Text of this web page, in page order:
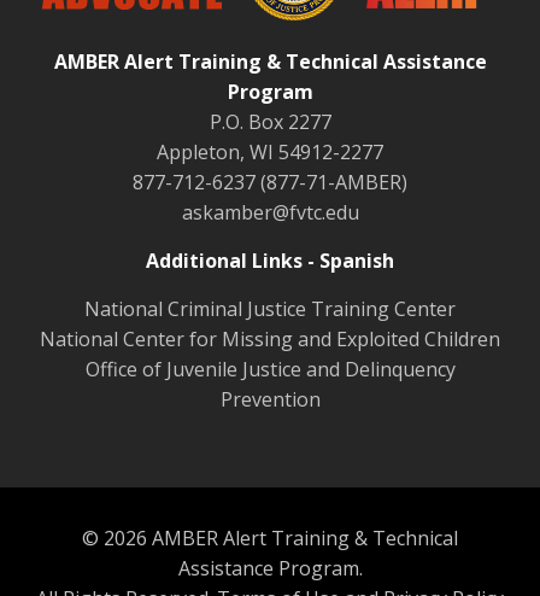
AMBER Alert Training & Technical Assistance
Program
P.O. Box 2277
Appleton, WI 54912-2277
877-712-6237 (877-71-AMBER)
askamber@fvtc.edu
Additional Links - Spanish
National Criminal Justice Training Center
National Center for Missing and Exploited Children
Office of Juvenile Justice and Delinquency
Prevention
© 2026 AMBER Alert Training & Technical
Assistance Program.